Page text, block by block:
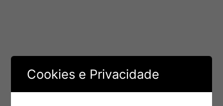
Cookies e Privacidade